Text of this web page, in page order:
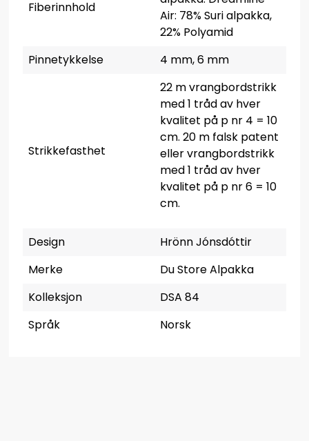
Fiberinnhold
Air: 78% Suri alpakka,
22% Polyamid
Pinnetykkelse
4 mm, 6 mm
Strikkefasthet
22 m vrangbordstrikk
med 1 tråd av hver
kvalitet på p nr 4 = 10
cm. 20 m falsk patent
eller vrangbordstrikk
med 1 tråd av hver
kvalitet på p nr 6 = 10
cm.
Design
Hrönn Jónsdóttir
Merke
Du Store Alpakka
Kolleksjon
DSA 84
Språk
Norsk